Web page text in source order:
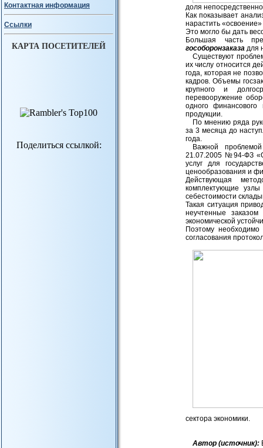
Контактная информация
Ссылки
КАРТА ПОСЕТИТЕЛЕЙ
Поделиться ссылкой:
доля
Как показывает
нарастить
Это могло бы дать
Большая часть
гособоронзаказа для
Существуют
их числу относится
года, которая не
кадров. Объемы
крупного и
перевооружение
одного
продукции.
По мнению ряда
за 3 месяца до
года.
Важной
21.07.2005 №94-ФЗ «О
услуг для
ценообразования и
Действующая
комплектующие
себестоимости
Такая ситуация
неучтенные
экономической
Поэтому
согласования
сектора экономики.
Автор (источник):